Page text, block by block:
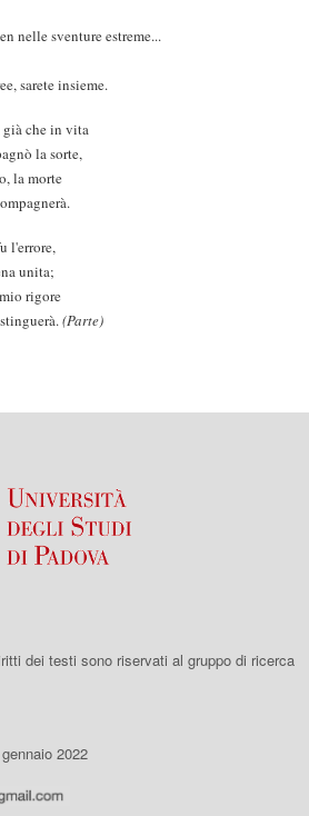
nelle sventure estreme...
sarete insieme.
che in vita
la sorte,
la morte
l'errore,
unita;
rigore
(Parte)
dei testi sono riservati al gruppo di ricerca
2022